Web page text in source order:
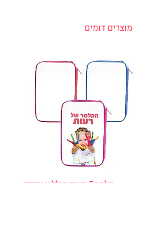
מוצרים דומים
קלמר 2 תאים כולל אביזרים